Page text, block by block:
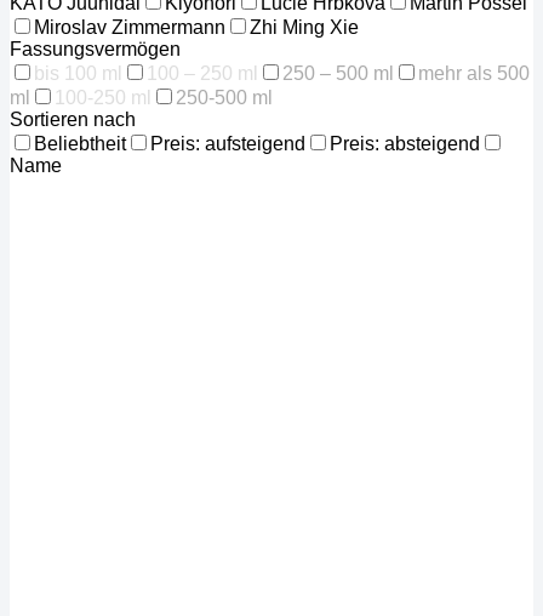
Miroslav Zimmermann
Zhi Ming Xie
Fassungsvermögen
bis 100 ml
100 – 250 ml 250 – 500 ml
mehr als 500
ml
100-250 ml
250-500 ml
Sortieren nach
Beliebtheit
Preis: aufsteigend
Preis: absteigend
Name